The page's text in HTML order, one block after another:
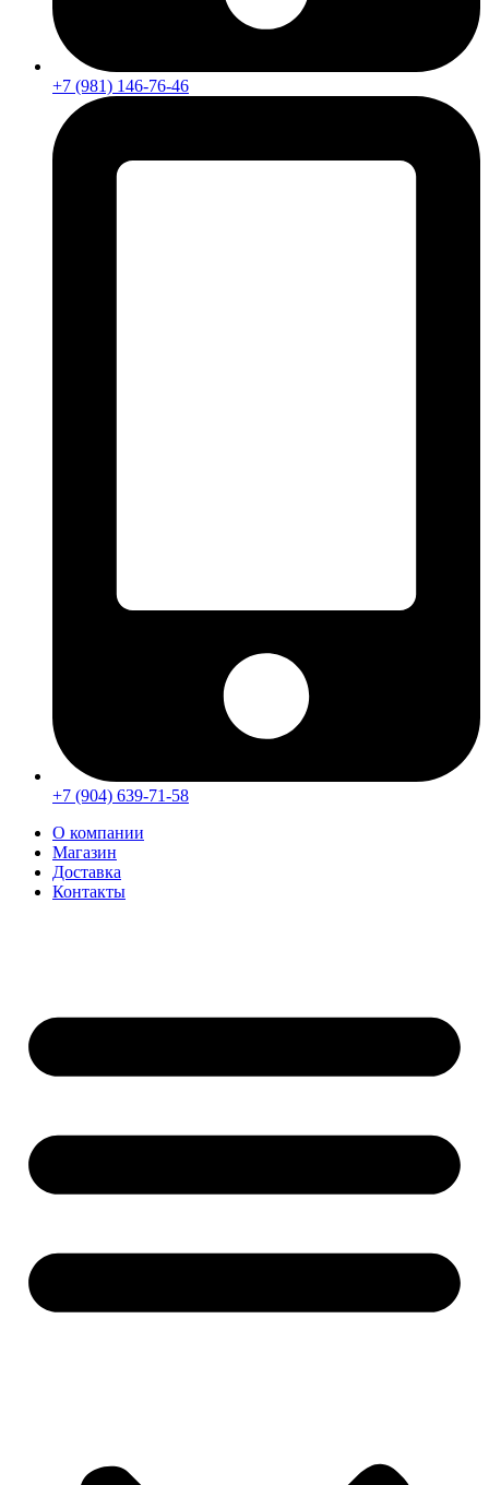
+7 (981) 146-76-46
+7 (904) 639-71-58
О компании
Магазин
Доставка
Контакты